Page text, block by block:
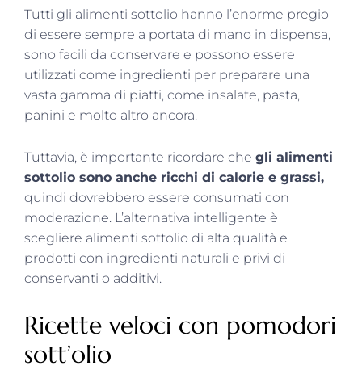
Tutti gli alimenti sottolio hanno l’enorme pregio
di essere sempre a portata di mano in dispensa,
sono facili da conservare e possono essere
utilizzati come ingredienti per preparare una
vasta gamma di piatti, come insalate, pasta,
panini e molto altro ancora.
Tuttavia, è importante ricordare che gli alimenti
sottolio sono anche ricchi di calorie e grassi,
quindi dovrebbero essere consumati con
moderazione. L’alternativa intelligente è
scegliere alimenti sottolio di alta qualità e
prodotti con ingredienti naturali e privi di
conservanti o additivi.
Ricette veloci con pomodori
sott’olio